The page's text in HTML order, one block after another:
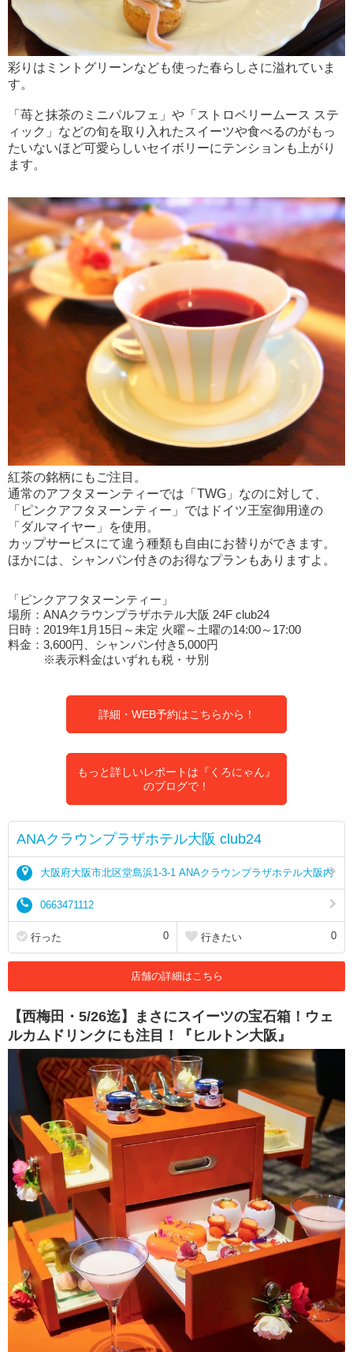
彩りはミントグリーンなども使った春らしさに溢れていま
す。
「苺と抹茶のミニパルフェ」や「ストロベリームース ステ
ィック」などの旬を取り入れたスイーツや食べるのがもっ
たいないほど可愛らしいセイボリーにテンションも上がり
ます。
紅茶の銘柄にもご注目。
通常のアフタヌーンティーでは「TWG」なのに対して、
「ピンクアフタヌーンティー」ではドイツ王室御用達の
「ダルマイヤー」を使用。
カップサービスにて違う種類も自由にお替りができます。
ほかには、シャンパン付きのお得なプランもありますよ。
「ピンクアフタヌーンティー」
場所：ANAクラウンプラザホテル大阪 24F club24
日時：2019年1月15日～未定 火曜～土曜の14:00～17:00
料金：3,600円、シャンパン付き5,000円
※表示料金はいずれも税・サ別
詳細・WEB予約はこちらから！
もっと詳しいレポートは『くろにゃん』
のブログで！
ANAクラウンプラザホテル大阪 club24
大阪府大阪市北区堂島浜1-3-1 ANAクラウンプラザホテル大阪内
0663471112
行った 0 行きたい 0
店舗の詳細はこちら
【西梅田・5/26迄】まさにスイーツの宝石箱！ウェ
ルカムドリンクにも注目！『ヒルトン大阪』